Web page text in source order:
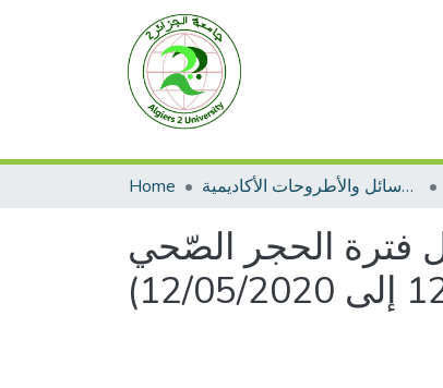
Home الرسائل والأطروحات الأكاديمية
فترة الحجر الصّحي